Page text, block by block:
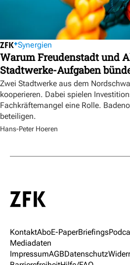
Synergien
Warum Freudenstadt und
Stadtwerke-Aufgaben
Zwei Stadtwerke aus dem
kooperieren. Dabei spielen
Fachkräftemangel eine Rolle.
beteiligen.
Hans-Peter Hoeren
KontaktAboE-PaperBriefings
Mediadaten
ImpressumAGBDatenschutz